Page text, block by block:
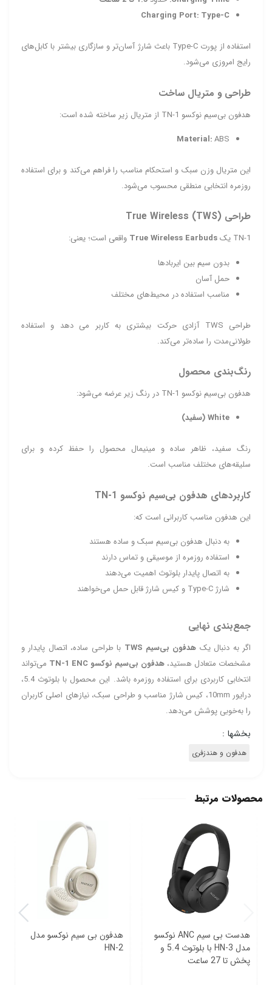
Charging Port: Type‑C
استفاده از پورت Type‑C باعث شارژ آسان‌تر و سازگاری بیشتر با کابل‌های
رایج امروزی می‌شود.
طراحی و متریال ساخت
هدفون بی‌سیم نوکسو TN‑1 از متریال زیر ساخته شده است:
Material:ABS
این متریال وزن سبک و استحکام مناسب را فراهم می‌کند و برای استفاده
روزمره انتخابی منطقی محسوب می‌شود.
طراحی True Wireless (TWS)
TN‑1 یک True Wireless Earbuds واقعی است؛ یعنی:
بدون سیم بین ایربادها
حمل آسان
مناسب استفاده در محیط‌های مختلف
طراحی TWS آزادی حرکت بیشتری به کاربر می دهد و استفاده
طولانی‌مدت را ساده‌تر می‌کند.
رنگ‌بندی محصول
هدفون بی‌سیم نوکسو TN‑1 در رنگ زیر عرضه می‌شود:
White (سفید)
رنگ سفید، ظاهر ساده و مینیمال محصول را حفظ کرده و برای
سلیقه‌های مختلف مناسب است.
کاربردهای هدفون بی‌سیم نوکسو TN‑1
این هدفون مناسب کاربرانی است که:
به دنبال هدفون بی‌سیم سبک و ساده هستند
استفاده روزمره از موسیقی و تماس دارند
به اتصال پایدار بلوتوث اهمیت می‌دهند
شارژ Type‑C و کیس شارژ قابل حمل می‌خواهند
جمع‌بندی نهایی
اگر به دنبال یک هدفون بی‌سیم TWS
با طراحی ساده، اتصال پایدار و
مشخصات متعادل هستید، هدفون بی‌سیم نوکسو TN‑1 ENC
می‌تواند
انتخابی کاربردی برای استفاده روزمره باشد. این محصول با بلوتوث 5.4،
درایور 10mm، کیس شارژ مناسب و طراحی سبک، نیازهای اصلی کاربران
را به‌خوبی پوشش می‌دهد.
بخشها :
هدفون و هندزفری
محصولات مرتبط
هدست بی‌ سیم ANC نوکسو
مدل HN‑3 با بلوتوث 5.4 و
پخش تا 27 ساعت
هدفون بی سیم نوکسو مدل
HN-2